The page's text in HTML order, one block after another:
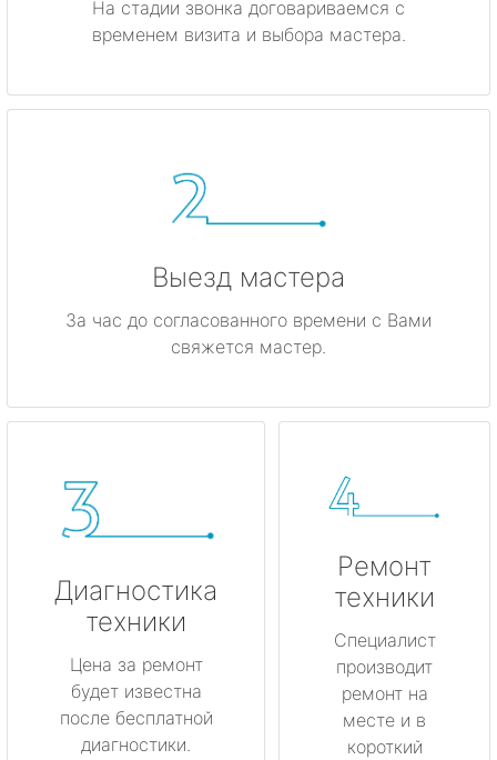
На стадии звонка договариваемся с
временем визита и выбора мастера.
Выезд мастера
За час до согласованного времени с Вами
свяжется мастер.
Диагностика
техники
Цена за ремонт
будет известна
после бесплатной
диагностики.
Ремонт
техники
Специалист
производит
ремонт на
месте и в
короткий